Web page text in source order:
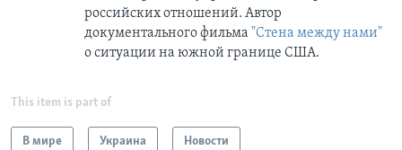
российских отношений. Автор
документального фильма "Стена между нами"
о ситуации на южной границе США.
This item is part of
В мире Украина Новости